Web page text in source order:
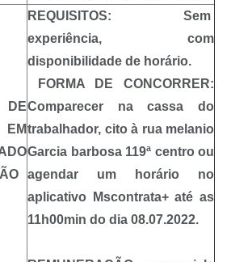
DE
REQUISITOS: Sem
experiência, com
disponibilidade de horário.
FORMA DE CONCORRER:
Comparecer na cassa do
trabalhador, cito à rua melanio
Garcia barbosa 119ª centro ou
agendar um horário no
aplicativo Mscontrata+ até as
11h00min do dia 08.07.2022.